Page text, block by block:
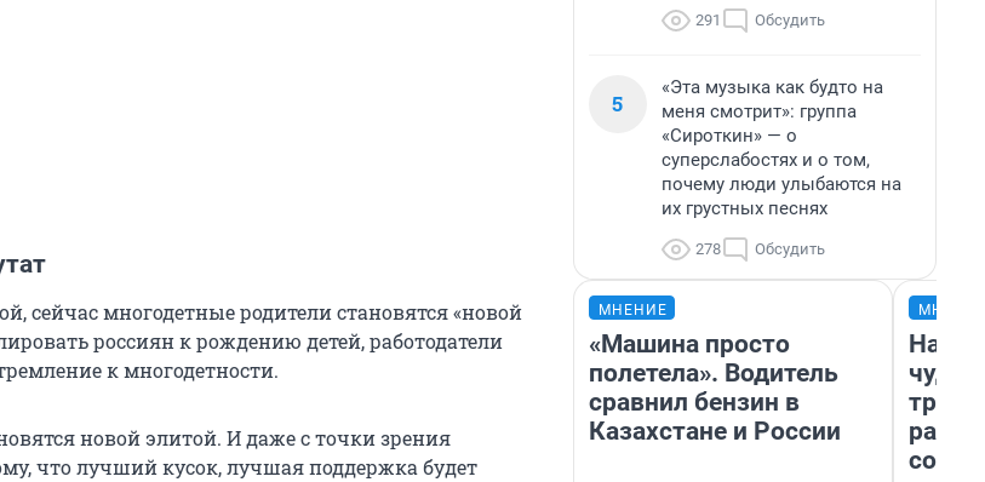
сейчас многодетные родители становятся «новой
россиян к рождению детей, работодатели
к многодетности.
новой элитой. И даже с точки зрения
что лучший кусок, лучшая поддержка будет
291 Обсудить
5
«Эта музыка как будто на
меня смотрит»: группа
«Сироткин» — о
суперслабостях и о том,
почему люди улыбаются на
их грустных песнях
278 Обсудить
МНЕНИЕ
«Машина просто
полетела». Водитель
сравнил бензин в
Казахстане и России